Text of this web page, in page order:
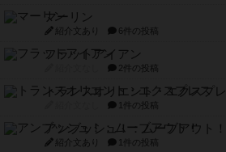
マーリン
紹介文あり 6件の投稿
フラットアイアン
2件の投稿
トランスオリエント・エクスプ
1件の投稿
アンブッシュ！：ムーブアウト！
紹介文あり 1件の投稿